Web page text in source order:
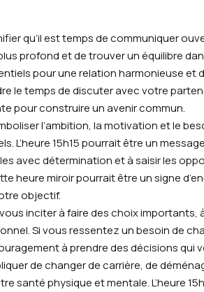
qu’il est temps de communiquer
profond et de trouver un équilibre
pour une relation harmonieuse et
le temps de discuter avec votre
pour construire un avenir commun.
l’ambition, la motivation et le
L’heure 15h15 pourrait être un
avec détermination et à saisir les
heure miroir pourrait être un signe
objectif.
vous inciter à faire des choix importants,
Si vous ressentez un besoin de
à prendre des décisions
de changer de carrière, de
santé physique et mentale. L’heure